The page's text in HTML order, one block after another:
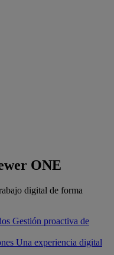
ONE
digital de forma
Gestión proactiva de
Una experiencia digital